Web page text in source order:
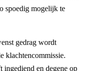
spoedig mogelijk te
gedrag wordt
klachtencommissie.
ingediend en degene op